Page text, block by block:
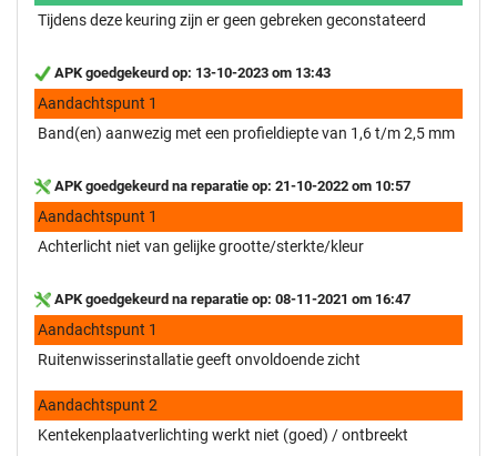
Tijdens deze keuring zijn er geen gebreken geconstateerd
APK goedgekeurd op: 13-10-2023 om 13:43
Aandachtspunt 1
Band(en) aanwezig met een profieldiepte van 1,6 t/m 2,5 mm
APK goedgekeurd na reparatie op: 21-10-2022 om 10:57
Aandachtspunt 1
Achterlicht niet van gelijke grootte/sterkte/kleur
APK goedgekeurd na reparatie op: 08-11-2021 om 16:47
Aandachtspunt 1
Ruitenwisserinstallatie geeft onvoldoende zicht
Aandachtspunt 2
Kentekenplaatverlichting werkt niet (goed) / ontbreekt